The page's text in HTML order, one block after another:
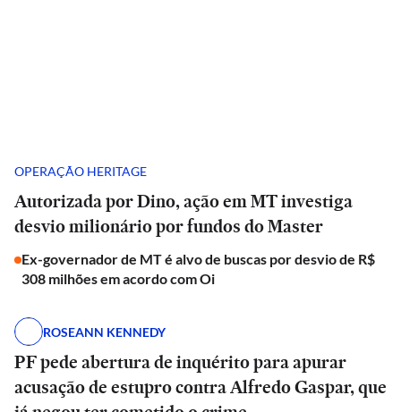
OPERAÇÃO HERITAGE
Autorizada por Dino, ação em MT investiga
desvio milionário por fundos do Master
Ex-governador de MT é alvo de buscas por desvio de R$
308 milhões em acordo com Oi
ROSEANN KENNEDY
PF pede abertura de inquérito para apurar
acusação de estupro contra Alfredo Gaspar, que